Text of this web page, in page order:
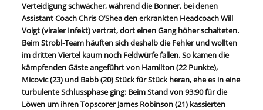
Verteidigung schwächer, während die Bonner, bei denen
Assistant Coach Chris O’Shea den erkrankten Headcoach Will
Voigt (viraler Infekt) vertrat, dort einen Gang höher schalteten.
Beim Strobl-Team häuften sich deshalb die Fehler und wollten
im dritten Viertel kaum noch Feldwürfe fallen. So kamen die
kämpfenden Gäste angeführt von Hamilton (22 Punkte),
Micovic (23) und Babb (20) Stück für Stück heran, ehe es in eine
turbulente Schlussphase ging: Beim Stand von 93:90 für die
Löwen um ihren Topscorer James Robinson (21) kassierten